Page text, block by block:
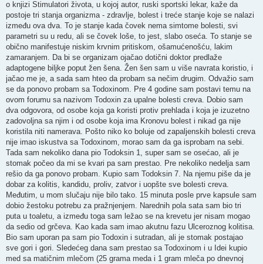
o knjizi Stimulatori života, u kojoj autor, ruski sportski lekar, kaže da
postoje tri stanja organizma - zdravlje, bolest i treće stanje koje se nalazi
između ova dva. To je stanje kada čovek nema simtome bolesti, svi
parametri su u redu, ali se čovek loše, to jest, slabo oseća. To stanje se
obično manifestuje niskim krvnim pritiskom, ošamućenošću, lakim
zamaranjem. Da bi se organizam ojačao dotični doktor predlaže
adaptogene biljke poput žen šena. Žen šen sam u više navrata koristio, i
jačao me je, a sada sam hteo da probam sa nečim drugim. Odvažio sam
se da ponovo probam sa Todoxinom. Pre 4 godine sam postavi temu na
ovom forumu sa nazivom Todoxin za upalne bolesti creva. Dobio sam
dva odgovora, od osobe koja ga koristi protiv prehlada i koja je izuzetno
zadovoljna sa njim i od osobe koja ima Kronovu bolest i nikad ga nije
koristila niti namerava. Pošto niko ko boluje od zapaljenskih bolesti creva
nije imao iskustva sa Todoxinom, morao sam da ga isprobam na sebi.
Tada sam nekoliko dana pio Todoksin 1, super sam se osećao, ali je
stomak počeo da mi se kvari pa sam prestao. Pre nekoliko nedelja sam
rešio da ga ponovo probam. Kupio sam Todoksin 7. Na njemu piše da je
dobar za kolitis, kandidu, proliv, zatvor i uopšte sve bolesti creva.
Međutim, u mom slučaju nije bilo tako. 15 minuta posle prve kapsule sam
dobio žestoku potrebu za pražnjenjem. Narednih pola sata sam bio tri
puta u toaletu, a između toga sam ležao se na krevetu jer nisam mogao
da sedio od grčeva. Kao kada sam imao akutnu fazu Ulceroznog kolitisa.
Bio sam uporan pa sam pio Todoxin i sutradan, ali je stomak postajao
sve gori i gori. Sledećeg dana sam prestao sa Todoxinom i u Idei kupio
med sa matičnim mlečom (25 grama meda i 1 gram mleča po dnevnoj